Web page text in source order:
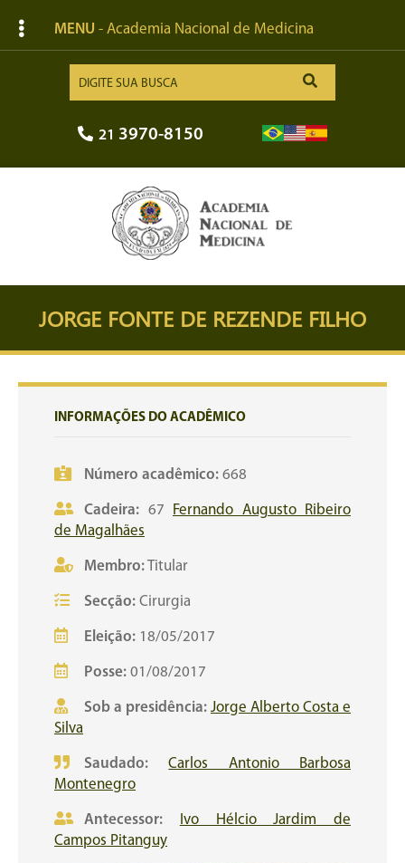
MENU - Academia Nacional de Medicina
21 3970-8150
JORGE FONTE DE REZENDE FILHO
INFORMAÇÕES DO ACADÊMICO
Número acadêmico: 668
Cadeira: 67
Fernando Augusto Ribeiro
de Magalhães
Membro:Titular
Secção: Cirurgia
Eleição: 18/05/2017
Posse: 01/08/2017
Sob a presidência: Jorge Alberto Costa e
Silva
Saudado:
Carlos Antonio Barbosa
Montenegro
Antecessor:
Ivo Hélcio Jardim de
Campos Pitanguy